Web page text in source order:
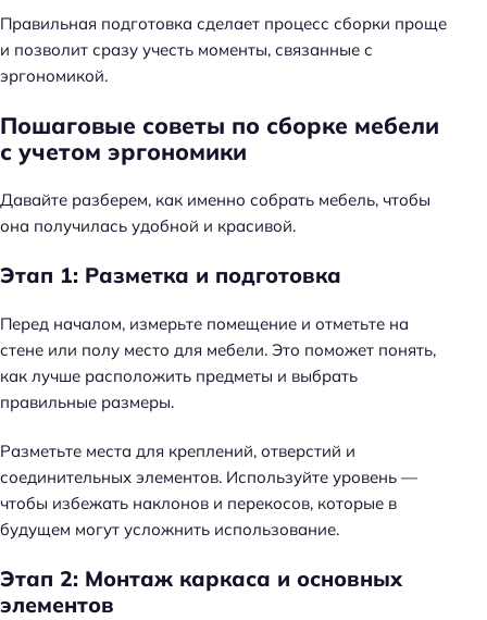
Правильная подготовка сделает процесс сборки проще
и позволит сразу учесть моменты, связанные с
эргономикой.
Пошаговые советы по сборке мебели
с учетом эргономики
Давайте разберем, как именно собрать мебель, чтобы
она получилась удобной и красивой.
Этап 1: Разметка и подготовка
Перед началом, измерьте помещение и отметьте на
стене или полу место для мебели. Это поможет понять,
как лучше расположить предметы и выбрать
правильные размеры.
Разметьте места для креплений, отверстий и
соединительных элементов. Используйте уровень —
чтобы избежать наклонов и перекосов, которые в
будущем могут усложнить использование.
Этап 2: Монтаж каркаса и основных
элементов